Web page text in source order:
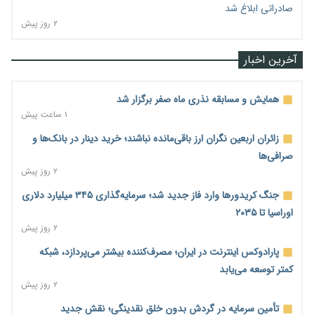
صادراتی ابلاغ شد
۲ روز پیش
آخرین اخبار
همایش و مسابقه نذری ماه صفر برگزار شد
۱ ساعت پیش
زائران اربعین نگران ارز باقی‌مانده نباشند؛ خرید دینار در بانک‌ها و
صرافی‌ها
۲ روز پیش
جنگ کریدورها وارد فاز جدید شد؛ سرمایه‌گذاری ۳۴۵ میلیارد دلاری
اوراسیا تا ۲۰۳۵
۲ روز پیش
پارادوکس اینترنت در ایران؛ مصرف‌کننده بیشتر می‌پردازد، شبکه
کمتر توسعه می‌یابد
۲ روز پیش
تأمین سرمایه در گردش بدون خلق نقدینگی؛ نقش جدید